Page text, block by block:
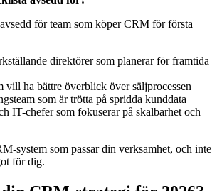
för team som köper CRM för första
direktörer som planerar för framtida
vill ha bättre överblick över säljprocessen
som är trötta på spridda kunddata
IT-chefer som fokuserar på skalbarhet och
system som passar din verksamhet, och inte
för dig.